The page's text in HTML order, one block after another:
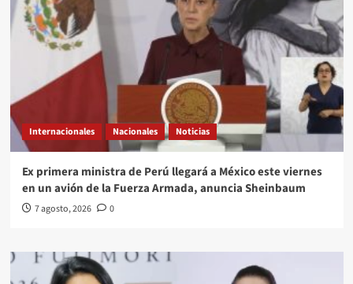
Internacionales Nacionales Noticias
Ex primera ministra de Perú llegará a México este viernes
en un avión de la Fuerza Armada, anuncia Sheinbaum
7 agosto, 2026 0